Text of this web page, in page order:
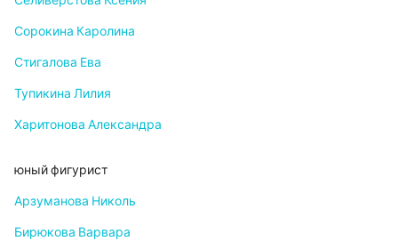
Сорокина Каролина
Стигалова Ева
Тупикина Лилия
Харитонова Александра
юный фигурист
Арзуманова Николь
Бирюкова Варвара